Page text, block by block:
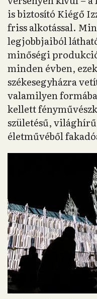
is biztosító Kiégő
friss alkotással.
legjobbjaiból
minőségi
minden évben,
székesegyházra
valamilyen
kellett
születésű,
életművéből